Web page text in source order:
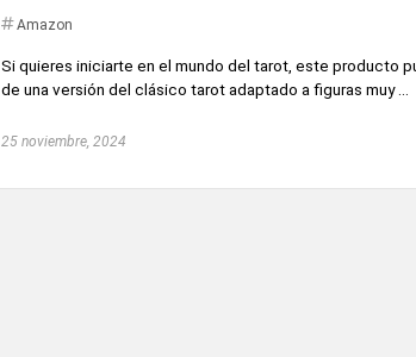
Amazon
Si quieres iniciarte en el mundo del tarot, este producto
de una versión del clásico tarot adaptado a figuras muy ...
25 noviembre, 2024